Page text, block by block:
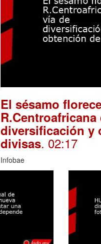
El sésamo
diversificación y
divisas. 02:17
Infobae